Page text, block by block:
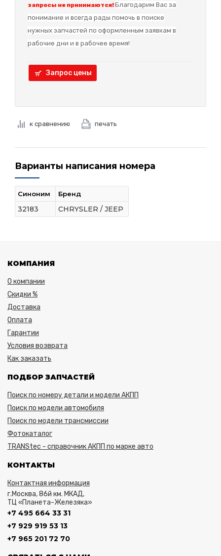
запросы не принимаются!Благодарим Вас за
понимание и всегда рады помочь в поиске
нужных запчастей по оформленным заявкам в
рабочие дни и в рабочее время!
Запрос цены
к сравнению печать
Варианты написания номера
Синоним Бренд
32183 CHRYSLER / JEEP
КОМПАНИЯ
О компании
Скидки %
Доставка
Оплата
Гарантии
Условия возврата
Как заказать
ПОДБОР ЗАПЧАСТЕЙ
Поиск по номеру детали и модели АКПП
Поиск по модели автомобиля
Поиск по модели трансмиссии
Фотокаталог
TRANStec - справочник АКПП по марке авто
КОНТАКТЫ
Контактная информация
г.Москва, 86й км. МКАД,
ТЦ «Планета-Железяка»
+7 495 664 33 31
+7 929 919 53 13
+7 965 201 72 70